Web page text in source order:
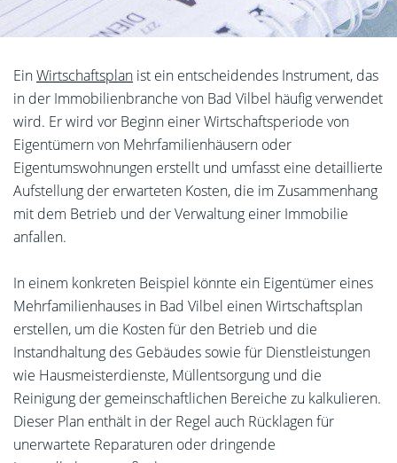
EinWirtschaftsplan ist ein entscheidendes Instrument, das
in der Immobilienbranche von Bad Vilbel häufig verwendet
wird. Er wird vor Beginn einer Wirtschaftsperiode von
Eigentümern von Mehrfamilienhäusern oder
Eigentumswohnungen erstellt und umfasst eine detaillierte
Aufstellung der erwarteten Kosten, die im Zusammenhang
mit dem Betrieb und der Verwaltung einer Immobilie
anfallen.
In einem konkreten Beispiel könnte ein Eigentümer eines
Mehrfamilienhauses in Bad Vilbel einen Wirtschaftsplan
erstellen, um die Kosten für den Betrieb und die
Instandhaltung des Gebäudes sowie für Dienstleistungen
wie Hausmeisterdienste, Müllentsorgung und die
Reinigung der gemeinschaftlichen Bereiche zu kalkulieren.
Dieser Plan enthält in der Regel auch Rücklagen für
unerwartete Reparaturen oder dringende